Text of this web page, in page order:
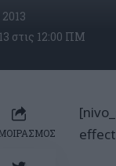
στις 12:00 ΠΜ